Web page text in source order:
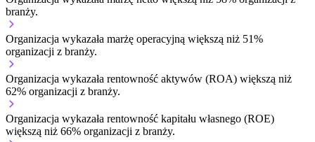
branży.
Organizacja wykazała marżę operacyjną większą niż 51%
organizacji z branży.
Organizacja wykazała rentowność aktywów (ROA) większą niż
62% organizacji z branży.
Organizacja wykazała rentowność kapitału własnego (ROE)
większą niż 66% organizacji z branży.